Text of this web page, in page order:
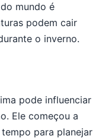
mundo é
podem cair
o inverno.
pode influenciar
Ele começou a
para planejar